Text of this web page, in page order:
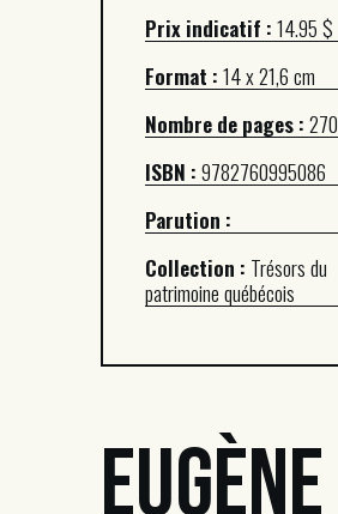
Prix indicatif :14.95 $
Format :14 x 21,6 cm
Nombre de pages :270
ISBN :9782760995086
Parution :
Collection : Trésors du
patrimoine québécois
Eugène